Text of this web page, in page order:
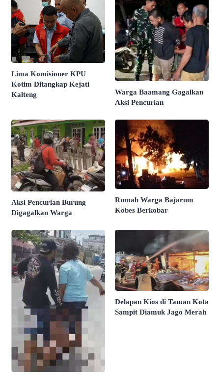
Lima Komisioner KPU
Kotim Ditangkap Kejati
Kalteng
Warga Baamang Gagalkan
Aksi Pencurian
Aksi Pencurian Burung
Digagalkan Warga
Rumah Warga Bajarum
Kobes Berkobar
Delapan Kios di Taman Kota
Sampit Diamuk Jago Merah